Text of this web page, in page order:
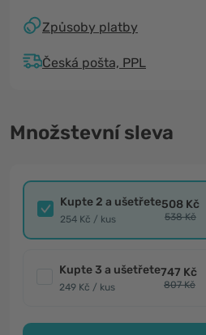
Způsoby platby
Česká pošta, PPL
Množstevní sleva
Kupte 2 a ušetřete
254 Kč / kus
508 Kč
538 Kč
Kupte 3 a ušetřete
249 Kč / kus
747 Kč
807 Kč